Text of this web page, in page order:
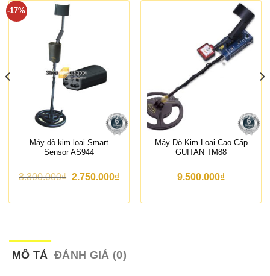
-17%
Máy dò kim loại Smart
Sensor AS944
3.300.000₫ G
:
2.750.000₫G
ạ
Máy Dò Kim Loại Cao Cấp
GUITAN TM88
9.500.000₫
MÔ TẢ ĐÁNH GIÁ (0)